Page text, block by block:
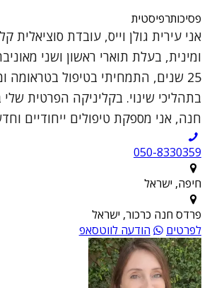
פסיכותרפיסטית
אני עירית גולן וייס, עובדת סוציאלית
ומינית, בעלת תוארי ראשון ושני
25 שנים, התמחיתי בטיפול בטראומה
בתהליכי שינוי. בקליניקה הפרטית
חנה, אני מספקת טיפולים ייחודיים
050-8330359
חיפה, ישראל
פרדס חנה כרכור, ישראל
לפרטים
הודעה לווטסאפ